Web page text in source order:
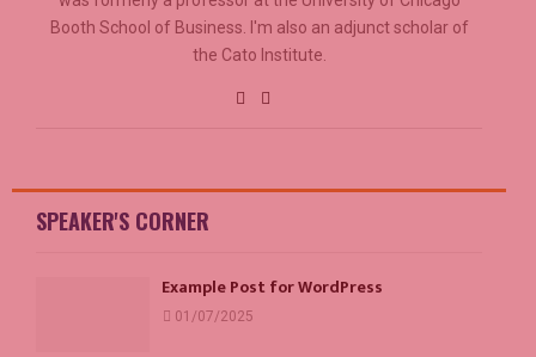
Booth School of Business. I'm also an adjunct scholar of
the Cato Institute.
SPEAKER'S CORNER
Example Post for WordPress
01/07/2025